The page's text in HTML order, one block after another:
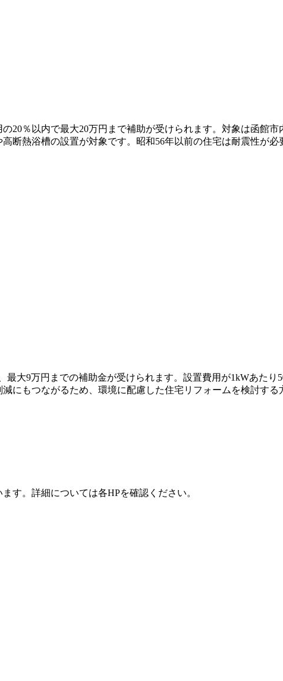
20％以内で最大20万円まで補助が受けられます。対象は函館
断熱浴槽の設置が対象です。昭和56年以前の住宅は耐震性が必
最大9万円までの補助金が受けられます。設置費用が1kWあた
にもつながるため、環境に配慮した住宅リフォームを検討する
す。詳細については各HPを確認ください。